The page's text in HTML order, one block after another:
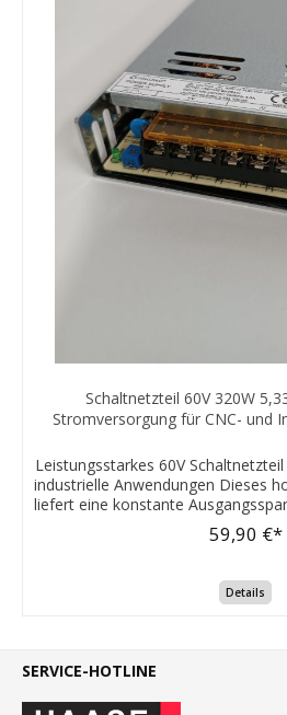
Schaltnetzteil 60V 320W
Stromversorgung für CNC- und
Leistungsstarkes 60V
industrielle Anwendungen Dieses
liefert eine konstante
(320 Watt) und eignet sich ideal
Maschinen,
Eingangsspannungsbereich:
Ausgang: 60V DC, 5,33A, 320W
für sicheren Betrieb Kompakte
Betrieb auch unter
robusten Konstruktion und der
dieses Schaltnetzteil die perfekte
59,90 €*
Details
SERVICE-HOTLINE